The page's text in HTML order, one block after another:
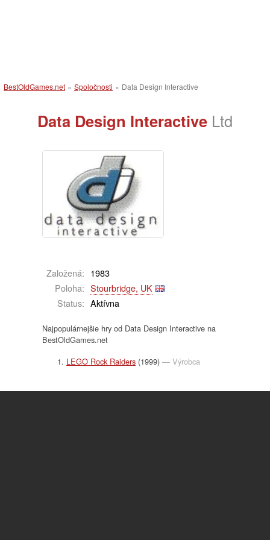
BestOldGames.net » Spoločnosti » Data Design Interactive
Data Design Interactive Ltd
Založená: 1983
Poloha: Stourbridge, UK
Status: Aktívna
Najpopulárnejšie hry od Data Design Interactive na
BestOldGames.net
LEGO Rock Raiders (1999) — Výrobca